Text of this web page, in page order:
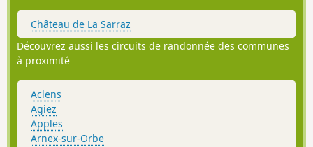
Château de La Sarraz
Découvrez aussi les circuits de randonnée des communes
à proximité
Aclens
Agiez
Apples
Arnex-sur-Orbe